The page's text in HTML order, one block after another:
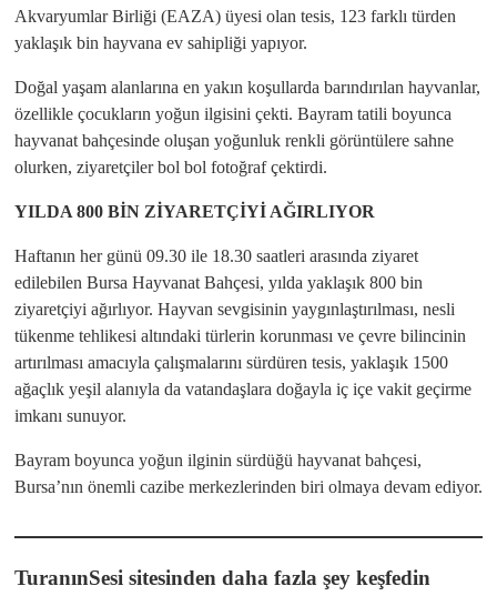
Akvaryumlar Birliği (EAZA) üyesi olan tesis, 123 farklı türden
yaklaşık bin hayvana ev sahipliği yapıyor.
Doğal yaşam alanlarına en yakın koşullarda barındırılan hayvanlar,
özellikle çocukların yoğun ilgisini çekti. Bayram tatili boyunca
hayvanat bahçesinde oluşan yoğunluk renkli görüntülere sahne
olurken, ziyaretçiler bol bol fotoğraf çektirdi.
YILDA 800 BİN ZİYARETÇİYİ AĞIRLIYOR
Haftanın her günü 09.30 ile 18.30 saatleri arasında ziyaret
edilebilen Bursa Hayvanat Bahçesi, yılda yaklaşık 800 bin
ziyaretçiyi ağırlıyor. Hayvan sevgisinin yaygınlaştırılması, nesli
tükenme tehlikesi altındaki türlerin korunması ve çevre bilincinin
artırılması amacıyla çalışmalarını sürdüren tesis, yaklaşık 1500
ağaçlık yeşil alanıyla da vatandaşlara doğayla iç içe vakit geçirme
imkanı sunuyor.
Bayram boyunca yoğun ilginin sürdüğü hayvanat bahçesi,
Bursa’nın önemli cazibe merkezlerinden biri olmaya devam ediyor.
TuranınSesi sitesinden daha fazla şey keşfedin